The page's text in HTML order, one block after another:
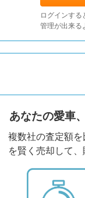
ログインする
管理が出来る
あなたの愛車
複数社の査定額
を賢く売却して